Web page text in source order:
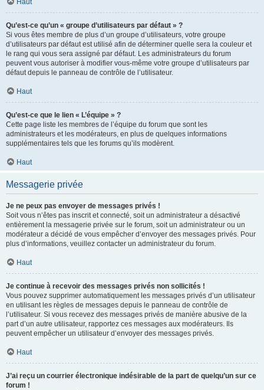
Haut
Qu’est-ce qu’un « groupe d’utilisateurs par défaut » ?
Si vous êtes membre de plus d’un groupe d’utilisateurs, votre groupe
d’utilisateurs par défaut est utilisé afin de déterminer quelle sera la couleur et
le rang qui vous sera assigné par défaut. Les administrateurs du forum
peuvent vous autoriser à modifier vous-même votre groupe d’utilisateurs par
défaut depuis le panneau de contrôle de l’utilisateur.
Haut
Qu’est-ce que le lien « L’équipe » ?
Cette page liste les membres de l’équipe du forum que sont les
administrateurs et les modérateurs, en plus de quelques informations
supplémentaires tels que les forums qu’ils modèrent.
Haut
Messagerie privée
Je ne peux pas envoyer de messages privés !
Soit vous n’êtes pas inscrit et connecté, soit un administrateur a désactivé
entièrement la messagerie privée sur le forum, soit un administrateur ou un
modérateur a décidé de vous empêcher d’envoyer des messages privés. Pour
plus d’informations, veuillez contacter un administrateur du forum.
Haut
Je continue à recevoir des messages privés non sollicités !
Vous pouvez supprimer automatiquement les messages privés d’un utilisateur
en utilisant les règles de messages depuis le panneau de contrôle de
l’utilisateur. Si vous recevez des messages privés de manière abusive de la
part d’un autre utilisateur, rapportez ces messages aux modérateurs. Ils
peuvent empêcher un utilisateur d’envoyer des messages privés.
Haut
J’ai reçu un courrier électronique indésirable de la part de quelqu’un sur ce
forum !